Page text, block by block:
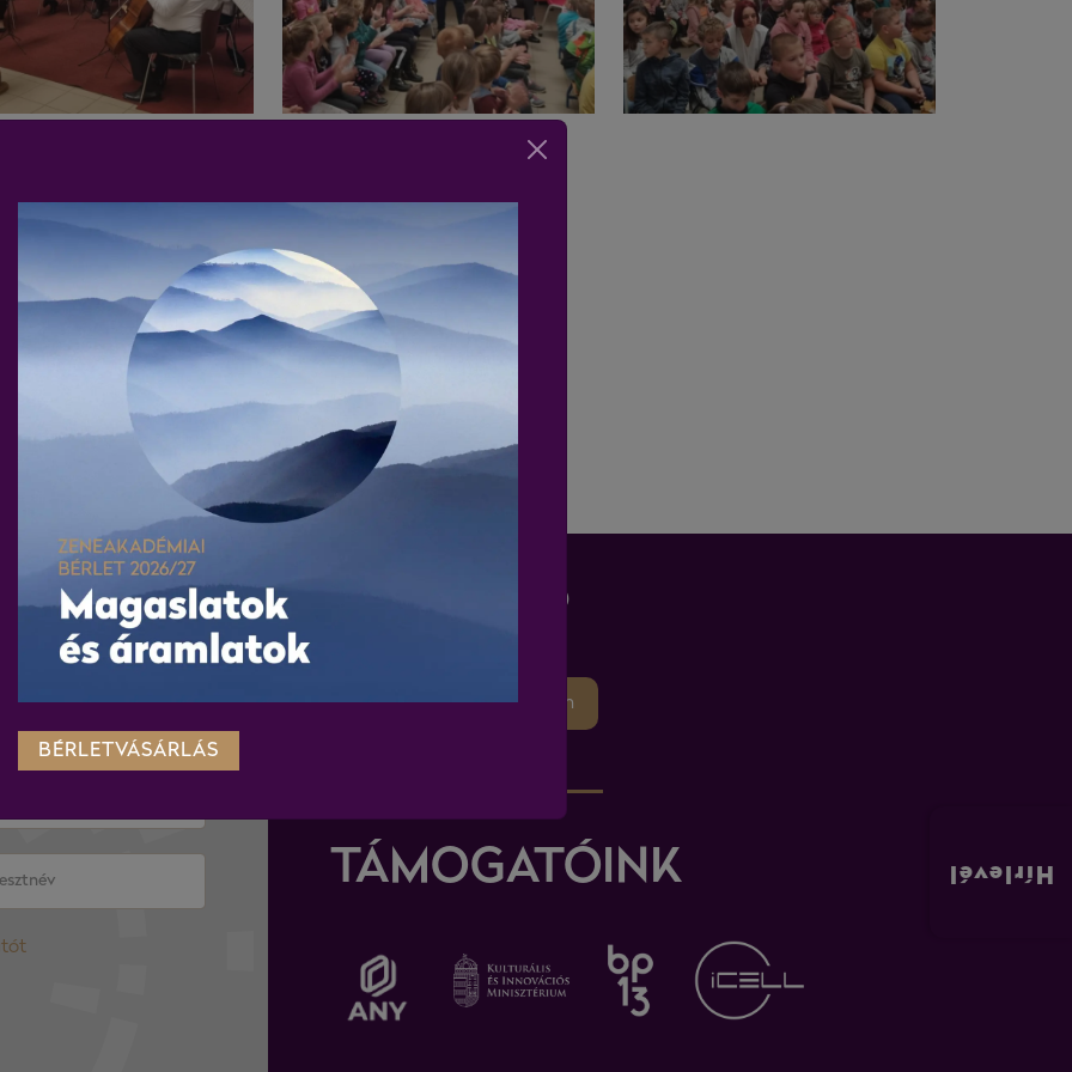
WEBSHOP
Körülnézek a webshopban
TÁMOGATÓINK Hírlevél
BÉRLETVÁSÁRLÁS